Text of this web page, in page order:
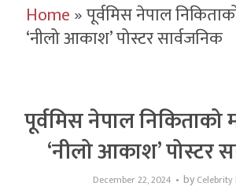
Home»पूर्वमिस नेपाल
‘नीलो आकाश’ पोस्टर सार्वजनिक
पूर्वमिस नेपाल
‘नीलो आकाश’ पोस्टर
December 22, 2024 by Celebrity